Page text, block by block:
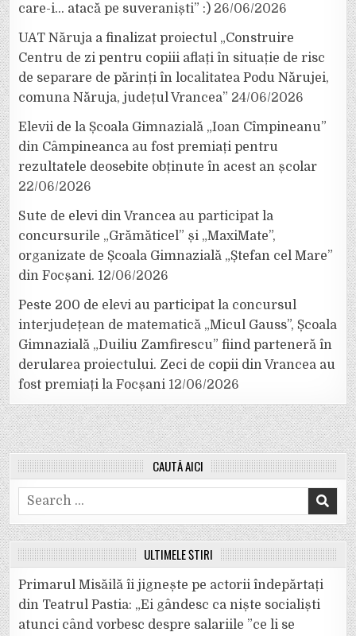
care-i… atacă pe suveraniști” :) 26/06/2026
UAT Năruja a finalizat proiectul „Construire
Centru de zi pentru copiii aflați în situație de risc
de separare de părinți în localitatea Podu Nărujei,
comuna Năruja, județul Vrancea” 24/06/2026
Elevii de la Școala Gimnazială „Ioan Cîmpineanu”
din Câmpineanca au fost premiați pentru
rezultatele deosebite obținute în acest an școlar
22/06/2026
Sute de elevi din Vrancea au participat la
concursurile „Grămăticel” și „MaxiMate”,
organizate de Școala Gimnazială „Ștefan cel Mare”
din Focșani. 12/06/2026
Peste 200 de elevi au participat la concursul
interjudețean de matematică „Micul Gauss”, Școala
Gimnazială „Duiliu Zamfirescu” fiind parteneră în
derularea proiectului. Zeci de copii din Vrancea au
fost premiați la Focșani 12/06/2026
CAUTĂ AICI
Search
for:
ULTIMELE ȘTIRI
Primarul Misăilă îi jignește pe actorii îndepărtați
din Teatrul Pastia: „Ei gândesc ca niște socialiști
atunci când vorbesc despre salariile ”ce li se